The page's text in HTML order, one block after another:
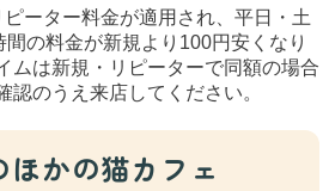
ーター料金が適用され、平日・土
の料金が新規より100円安くなり
ムは新規・リピーターで同額の場合
認のうえ来店してください。
ほかの猫カフェ